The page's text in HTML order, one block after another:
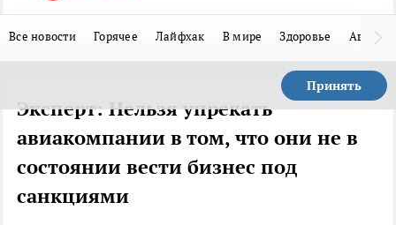
Все новости Горячее Лайфхак В мире Здоровье Авто
Принять
Эксперт: Нельзя упрекать
авиакомпании в том, что они не в
состоянии вести бизнес под
санкциями